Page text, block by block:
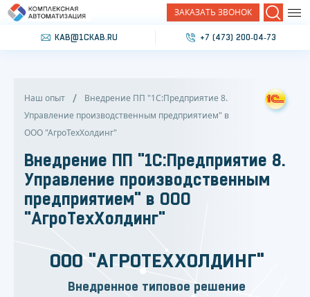
ЗАКАЗАТЬ ЗВОНОК Поиск
KAB@1CKAB.RU +7 (473) 200‐04‐73
Наш опыт
Внедрение ПП "1С:Предприятие 8.
Управление производственным предприятием" в
ООО "АгроТехХолдинг"
Внедрение ПП "1С:Предприятие 8.
Управление производственным
предприятием" в ООО
"АгроТехХолдинг"
ООО "АГРОТЕХХОЛДИНГ"
Внедренное типовое решение